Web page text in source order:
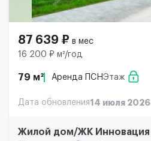
87 639 ₽ в мес
16 200 ₽ м²/год
79 м² Аренда ПСНЭтаж
Дата обновления14 июля 2026
Жилой дом/ЖК Инновация